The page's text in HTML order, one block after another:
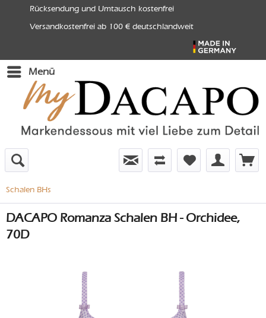
Rücksendung und Umtausch kostenfrei
Versandkostenfrei ab 100 € deutschlandweit
Menü
Schalen BHs
DACAPO Romanza Schalen BH - Orchidee,
70D